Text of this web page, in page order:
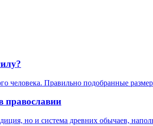
человека. Правильно подобранные
православии
но и система древних обычаев,